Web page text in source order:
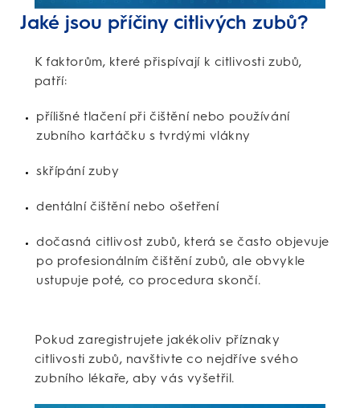
Jaké jsou příčiny citlivých zubů?
K faktorům, které přispívají k citlivosti zubů,
patří:
přílišné tlačení při čištění nebo používání
zubního kartáčku s tvrdými vlákny
skřípání zuby
dentální čištění nebo ošetření
dočasná citlivost zubů, která se často objevuje
po profesionálním čištění zubů, ale obvykle
ustupuje poté, co procedura skončí.
Pokud zaregistrujete jakékoliv příznaky
citlivosti zubů, navštivte co nejdříve svého
zubního lékaře, aby vás vyšetřil.